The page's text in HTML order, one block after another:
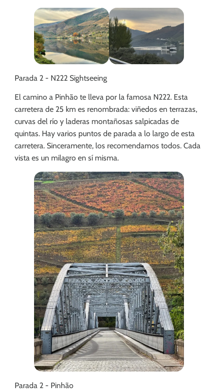
Parada 2 - N222 Sightseeing
El camino a Pinhão te lleva por la famosa N222. Esta
carretera de 25 km es renombrada: viñedos en terrazas,
curvas del río y laderas montañosas salpicadas de
quintas. Hay varios puntos de parada a lo largo de esta
carretera. Sinceramente, los recomendamos todos. Cada
vista es un milagro en sí misma.
Parada 2 - Pinhão